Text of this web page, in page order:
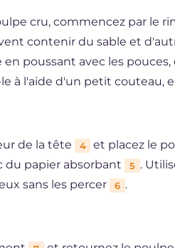
cru, commencez par le
contenir du sable et
poussant avec les pouces,
le à l'aide d'un petit couteau,
de la tête 4
et placez le
du papier absorbant
5 .
sans les percer
6 .